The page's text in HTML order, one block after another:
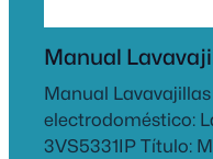
Manual
Manual
electrodoméstico:
3VS5331IP Título: